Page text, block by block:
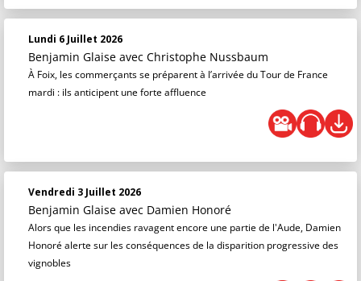
Lundi 6 Juillet 2026
Benjamin Glaise avec Christophe Nussbaum
À Foix, les commerçants se préparent à l’arrivée du Tour de France
mardi : ils anticipent une forte affluence
Vendredi 3 Juillet 2026
Benjamin Glaise avec Damien Honoré
Alors que les incendies ravagent encore une partie de l'Aude, Damien
Honoré alerte sur les conséquences de la disparition progressive des
vignobles